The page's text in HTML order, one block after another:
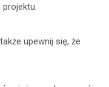
upewnij się, że